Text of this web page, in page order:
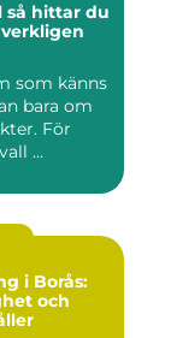
som känns
bara om
För
...
i Borås:
och